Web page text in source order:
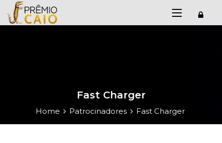
Fast Charger
Home Patrocinadores Fast Charger